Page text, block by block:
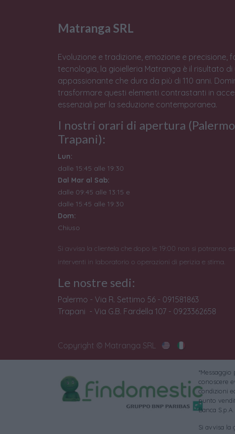
Matranga SRL
Evoluzione e tradizione, emozione e precisione,
tecnologia, la gioielleria Matranga è il risultato di
appassionante che dura da più di 110 anni.
trasformare questi elementi contrastanti in
essenziali per la seduzione contemporanea.
I nostri orari di apertura
Trapani):
Lun:
dalle 15:45 alle 19:30
Dal Mar al Sab:
dalle 09:45 alle 13:15 e
dalle 15:45 alle 19:30
Dom:
Chiuso
Si avvisa la clientela che dopo le 19:00 non si potranno
interventi in laboratorio o operazioni di perizia e stima.
Le nostre sedi:
Palermo - Via R. Settimo 56 - 091581863
Trapani - Via G.B. Fardella 107 - 0923362658
Copyright © Matranga SRL
conoscere
condizioni
punto
Banca
Si avvisa la